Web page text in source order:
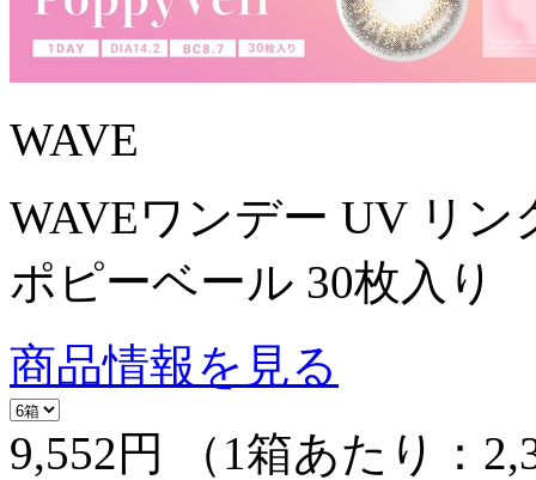
WAVE
WAVEワンデー UV リ
ポピーベール 30枚入り
商品情報を見る
9,552円
（1箱あたり：